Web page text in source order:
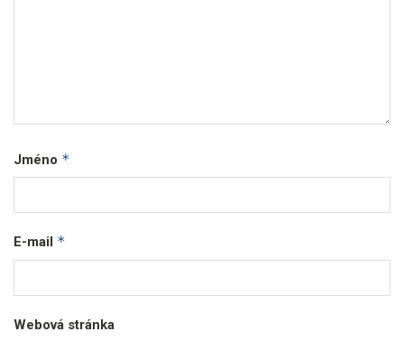
Jméno *
E-mail *
Webová stránka